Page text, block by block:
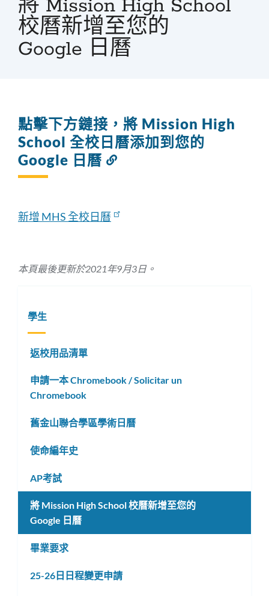
將 Mission High School
校曆新增至您的
Google 日曆
點擊下方鏈接，將 Mission High
School 全校日曆添加到您的
Google 日曆
部
新增 MHS 全校日曆
本頁最後更新於2021年9月3日。
學生
返校用品清單
申請一本 Chromebook / Solicitar un
Chromebook
舊金山聯合學區學術日曆
使命編年史
AP考試
將 Mission High School 校曆新增至您的
Google 日曆
畢業要求
25-26日日程變更申請